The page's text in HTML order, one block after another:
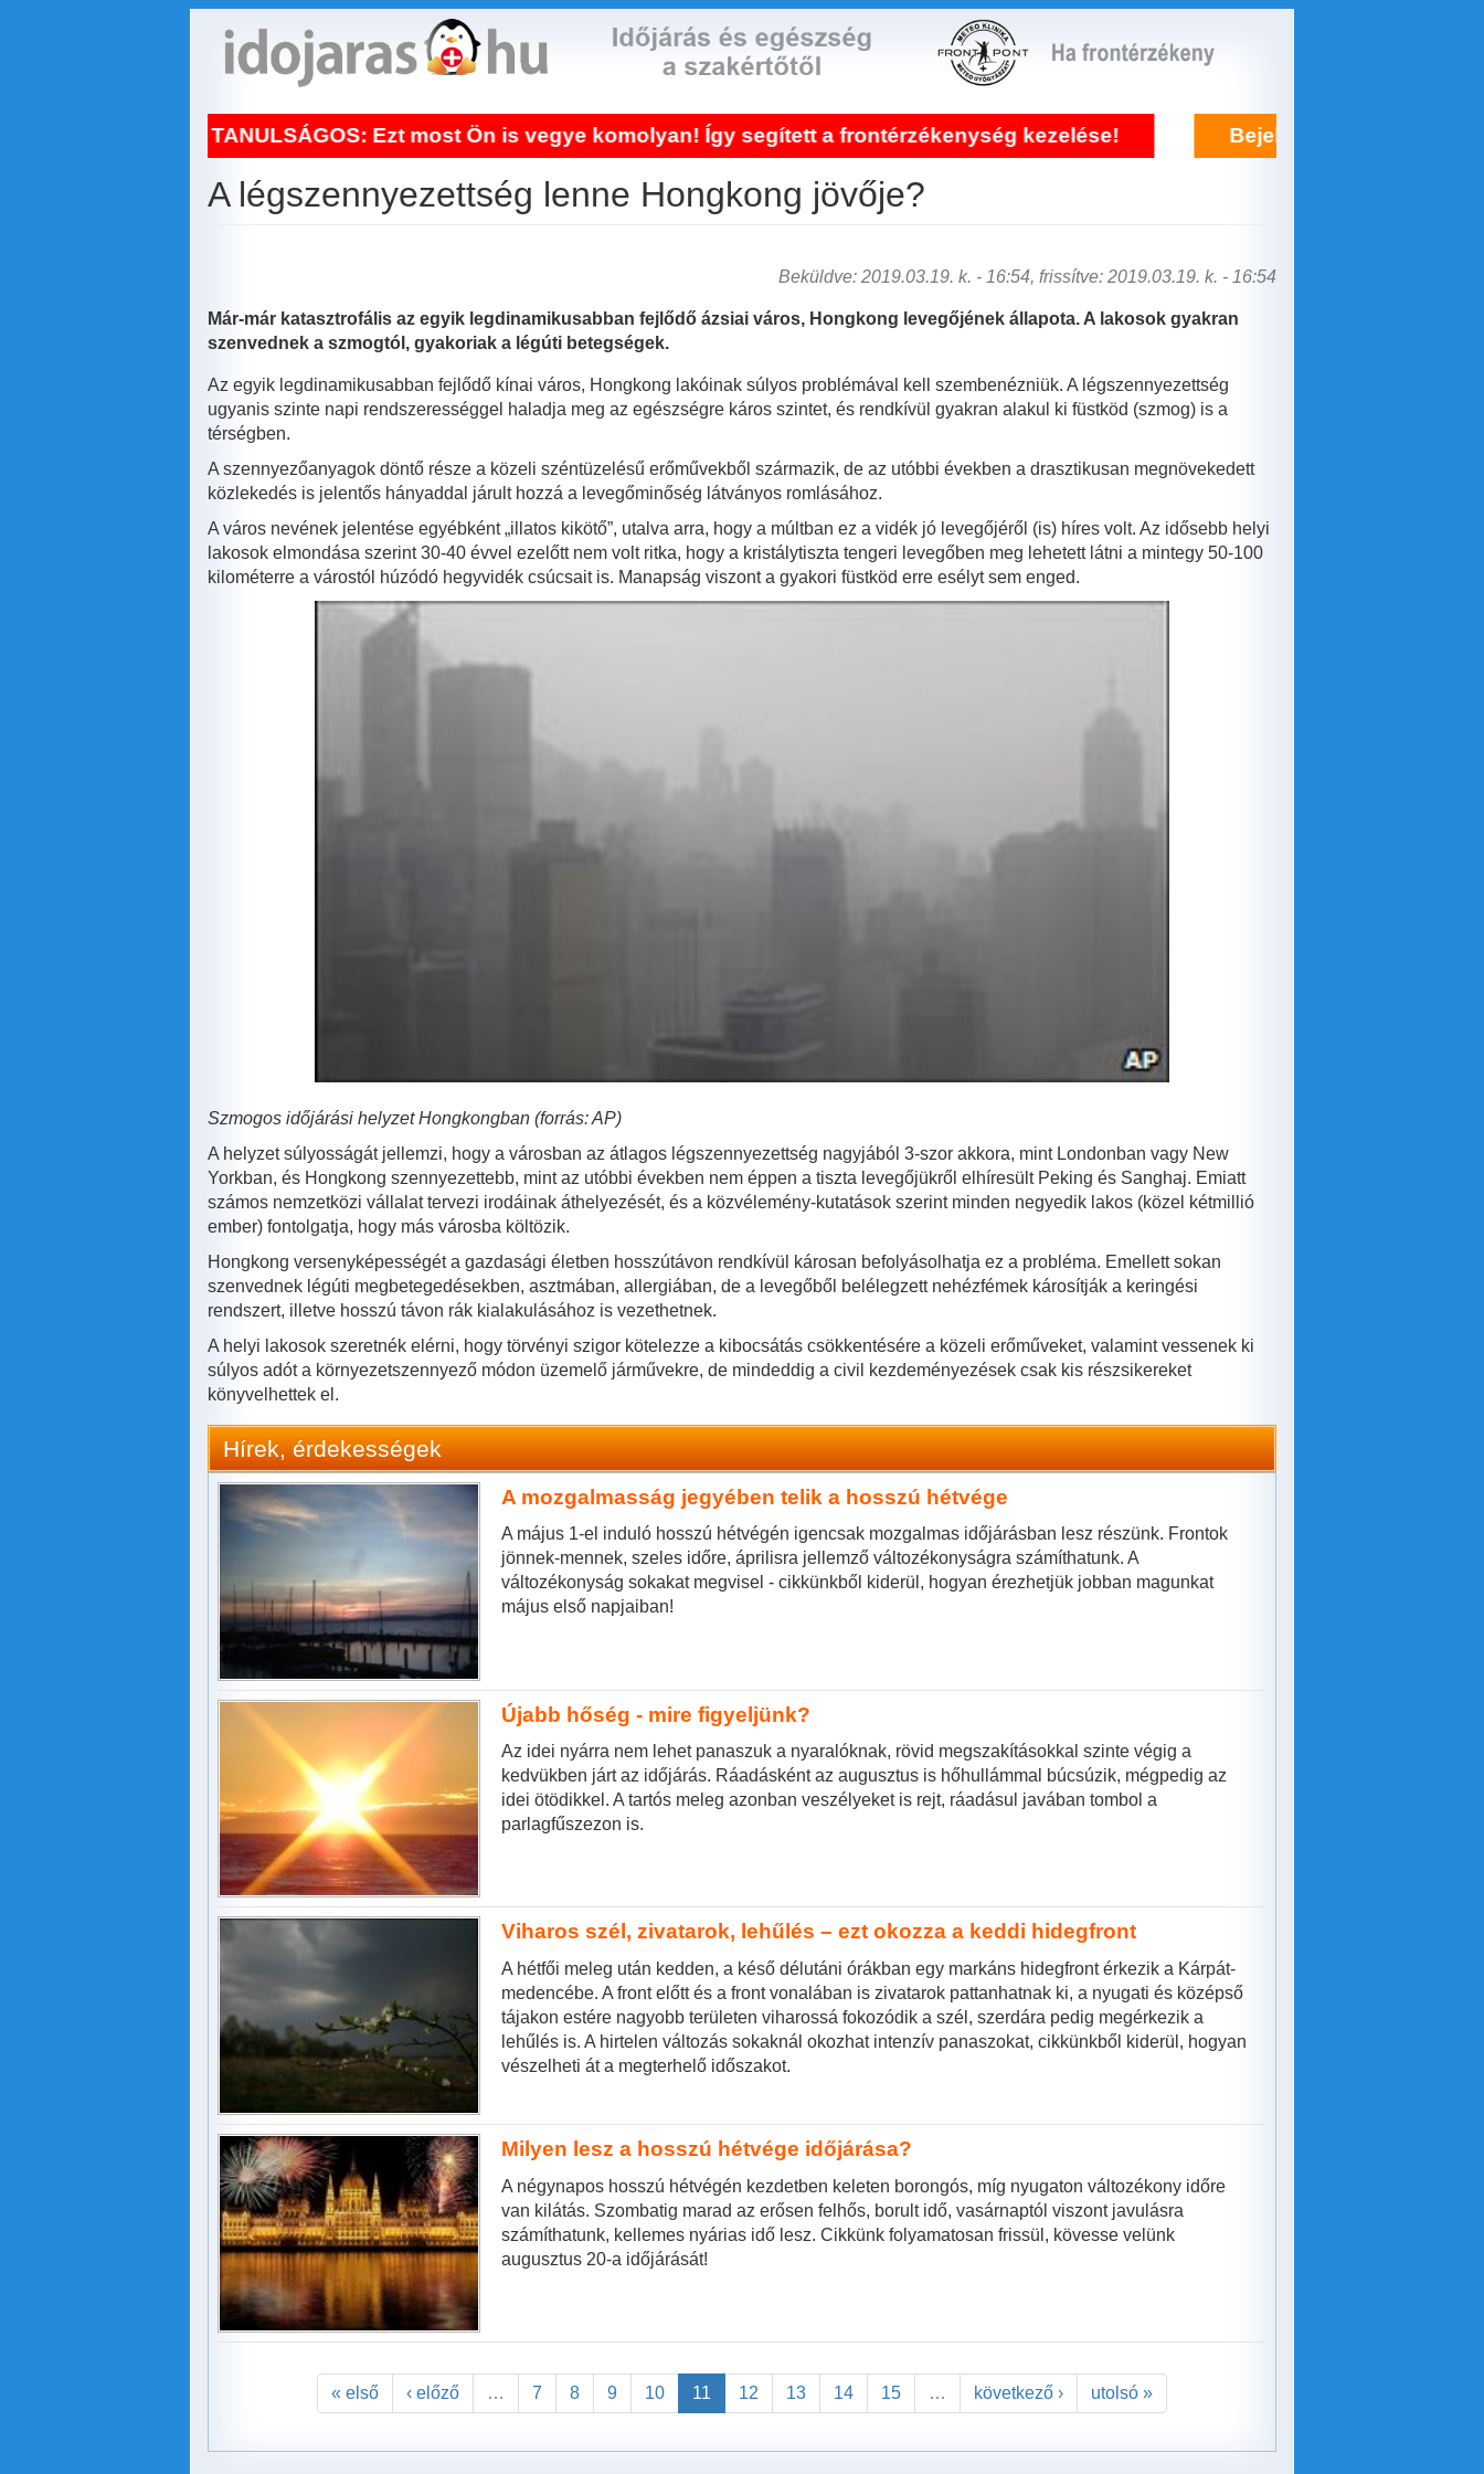
NAPI TANULSÁGOS: Ezt most Ön is vegye komolyan! Így segített a frontérzékenység kezelése! Bejelentkezés frontérzékenység
A légszennyezettség lenne Hongkong jövője?
Beküldve: 2019.03.19. k. - 16:54, frissítve: 2019.03.19. k. - 16:54
Már-már katasztrofális az egyik legdinamikusabban fejlődő ázsiai város, Hongkong levegőjének állapota. A lakosok gyakran
szenvednek a szmogtól, gyakoriak a légúti betegségek.
Az egyik legdinamikusabban fejlődő kínai város, Hongkong lakóinak súlyos problémával kell szembenézniük. A légszennyezettség
ugyanis szinte napi rendszerességgel haladja meg az egészségre káros szintet, és rendkívül gyakran alakul ki füstköd (szmog) is a
térségben.
A szennyezőanyagok döntő része a közeli széntüzelésű erőművekből származik, de az utóbbi években a drasztikusan megnövekedett
közlekedés is jelentős hányaddal járult hozzá a levegőminőség látványos romlásához.
A város nevének jelentése egyébként „illatos kikötő”, utalva arra, hogy a múltban ez a vidék jó levegőjéről (is) híres volt. Az idősebb helyi
lakosok elmondása szerint 30-40 évvel ezelőtt nem volt ritka, hogy a kristálytiszta tengeri levegőben meg lehetett látni a mintegy 50-100
kilométerre a várostól húzódó hegyvidék csúcsait is. Manapság viszont a gyakori füstköd erre esélyt sem enged.
Szmogos időjárási helyzet Hongkongban (forrás: AP)
A helyzet súlyosságát jellemzi, hogy a városban az átlagos légszennyezettség nagyjából 3-szor akkora, mint Londonban vagy New
Yorkban, és Hongkong szennyezettebb, mint az utóbbi években nem éppen a tiszta levegőjükről elhíresült Peking és Sanghaj. Emiatt
számos nemzetközi vállalat tervezi irodáinak áthelyezését, és a közvélemény-kutatások szerint minden negyedik lakos (közel kétmillió
ember) fontolgatja, hogy más városba költözik.
Hongkong versenyképességét a gazdasági életben hosszútávon rendkívül károsan befolyásolhatja ez a probléma. Emellett sokan
szenvednek légúti megbetegedésekben, asztmában, allergiában, de a levegőből belélegzett nehézfémek károsítják a keringési
rendszert, illetve hosszú távon rák kialakulásához is vezethetnek.
A helyi lakosok szeretnék elérni, hogy törvényi szigor kötelezze a kibocsátás csökkentésére a közeli erőműveket, valamint vessenek ki
súlyos adót a környezetszennyező módon üzemelő járművekre, de mindeddig a civil kezdeményezések csak kis részsikereket
könyvelhettek el.
Hírek, érdekességek
A mozgalmasság jegyében telik a hosszú hétvége
A május 1-el induló hosszú hétvégén igencsak mozgalmas időjárásban lesz részünk. Frontok
jönnek-mennek, szeles időre, áprilisra jellemző változékonyságra számíthatunk. A
változékonyság sokakat megvisel - cikkünkből kiderül, hogyan érezhetjük jobban magunkat
május első napjaiban!
Újabb hőség - mire figyeljünk?
Az idei nyárra nem lehet panaszuk a nyaralóknak, rövid megszakításokkal szinte végig a
kedvükben járt az időjárás. Ráadásként az augusztus is hőhullámmal búcsúzik, mégpedig az
idei ötödikkel. A tartós meleg azonban veszélyeket is rejt, ráadásul javában tombol a
parlagfűszezon is.
Viharos szél, zivatarok, lehűlés – ezt okozza a keddi hidegfront
A hétfői meleg után kedden, a késő délutáni órákban egy markáns hidegfront érkezik a Kárpát-
medencébe. A front előtt és a front vonalában is zivatarok pattanhatnak ki, a nyugati és középső
tájakon estére nagyobb területen viharossá fokozódik a szél, szerdára pedig megérkezik a
lehűlés is. A hirtelen változás sokaknál okozhat intenzív panaszokat, cikkünkből kiderül, hogyan
vészelheti át a megterhelő időszakot.
Milyen lesz a hosszú hétvége időjárása?
A négynapos hosszú hétvégén kezdetben keleten borongós, míg nyugaton változékony időre
van kilátás. Szombatig marad az erősen felhős, borult idő, vasárnaptól viszont javulásra
számíthatunk, kellemes nyárias idő lesz. Cikkünk folyamatosan frissül, kövesse velünk
augusztus 20-a időjárását!
« első ‹ előző … 7 8 9 10 11 12 13 14 15 … következő › utolsó »